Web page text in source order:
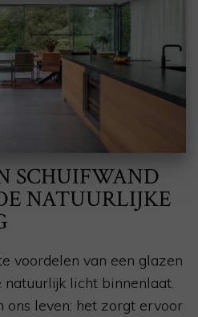
SCHUIFWAND
NATUURLIJKE
voordelen van een glazen
licht binnenlaat.
ons leven: het zorgt ervoor